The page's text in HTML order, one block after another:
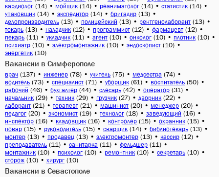
кардиолог (14) • мойщик (14) • реаниматолог (14) • статистик (14) •
упаковщик (14) • экспедитор (14) • бригадир (13) •
делопроизводитель (13) • полицейский (13) • рентгенолаборант (13) •
токарь (13) • наладчик (12) • программист (12) • фармацевт (12) •
пекарь (11) • укладчик (11) • агент (10) • онколог (10) • плотник (10) •
психиатр (10) • электромонтажник (10) • эндоскопист (10) •
энергетик (10)
Вакансии в Симферополе
врач (137) • инженер (78) • учитель (75) • медсестра (74) •
водитель (73) • специалист (71) • уборщик (61) • воспитатель (50) •
рабочий (46) • бухгалтер (44) • слесарь (42) • оператор (31) •
начальник (29) • техник (29) • грузчик (27) • дворник (22) •
лаборант (21) • терапевт (21) • машинист (20) • менеджер (20) •
педагог (20) • экономист (19) • технолог (18) • заведующий (16) •
инспектор (16) • кладовщик (16) • контролер (15) • охранник (15) •
повар (15) • руководитель (15) • сварщик (14) • библиотекарь (13) •
монтер (13) • продавец (13) • электромонтер (13) • кассир (12) •
преподаватель (11) • санитарка (11) • фельдшер (11) •
монтажник (10) • психолог (10) • ремонтник (10) • секретарь (10) •
сторож (10) • хирург (10)
Вакансии в Севастополе